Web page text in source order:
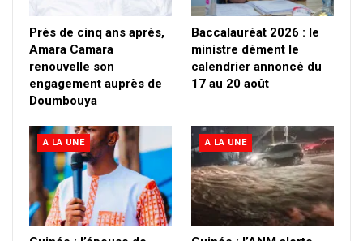
Près de cinq ans après,
Amara Camara
renouvelle son
engagement auprès de
Doumbouya
Baccalauréat 2026 : le
ministre dément le
calendrier annoncé du
17 au 20 août
A LA UNE A LA UNE